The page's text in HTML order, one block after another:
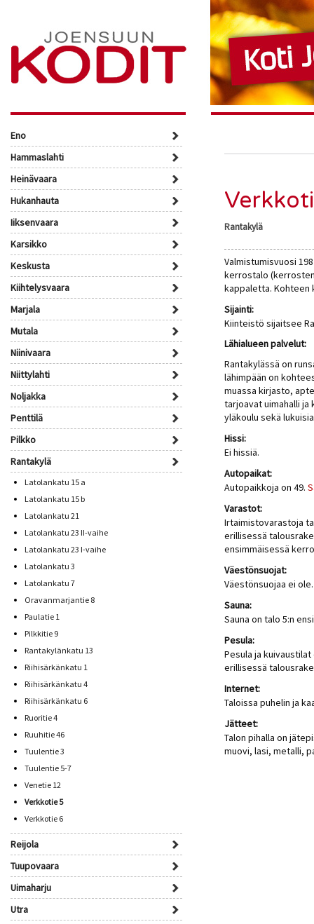
Eno
Hammaslahti
Heinävaara
Hukanhauta
Iiksenvaara
Karsikko
Keskusta
Kiihtelysvaara
Marjala
Mutala
Niinivaara
Niittylahti
Noljakka
Penttilä
Pilkko
Rantakylä
Latolankatu 15 a
Latolankatu 15 b
Latolankatu 21
Latolankatu 23 II-vaihe
Latolankatu 23 I-vaihe
Latolankatu 3
Latolankatu 7
Oravanmarjantie 8
Paulatie 1
Pilkkitie 9
Rantakylänkatu 13
Riihisärkänkatu 1
Riihisärkänkatu 4
Riihisärkänkatu 6
Ruoritie 4
Ruuhitie 46
Tuulentie 3
Tuulentie 5-7
Venetie 12
Verkkotie 5
Verkkotie 6
Reijola
Tuupovaara
Uimaharju
Utra
Rantakylä
Valmistumisvuosi
kerrostalo
kappaletta. Kohteen
Sijainti:
Kiinteistö sijaitsee
Lähialueen palvelut:
Rantakylässä on
lähimpään on
muassa kirjasto,
tarjoavat uimahalli ja
yläkoulu sekä
Hissi:
Ei hissiä.
Autopaikat:
Autopaikkoja on 49.
Varastot:
Irtaimistovarastoja
erillisessä
ensimmäisessä
Väestönsuojat:
Väestönsuojaa ei ole.
Sauna:
Sauna on talo 5:n
Pesula:
Pesula ja
erillisessä
Internet:
Taloissa puhelin ja
Jätteet:
Talon pihalla on
muovi, lasi, metalli,